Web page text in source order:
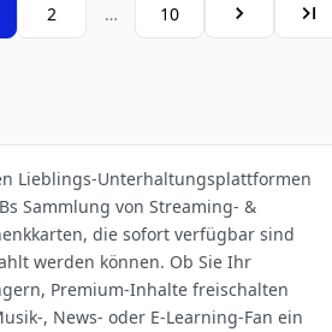
2 … 10
Lieblings-Unterhaltungsplattformen
Sammlung von Streaming- &
die sofort verfügbar sind
werden können. Ob Sie Ihr
Premium-Inhalte freischalten
, News- oder E-Learning-Fan ein